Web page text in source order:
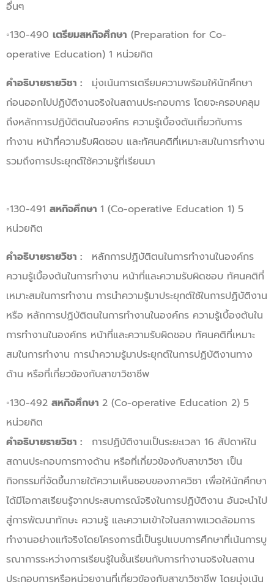
อื่นๆ
◦130-490 เตรียมสหกิจศึกษา (Preparation for Co-
operative Education) 1 หน่วยกิต
คำอธิบายรายวิชา : มุ่งเน้นการเตรียมความพร้อมให้นักศึกษา
ก่อนออกไปปฏิบัติงานจริงในสถานประกอบการ โดยจะครอบคลุม
ถึงหลักการปฏิบัติตนในองค์กร ความรู้เบื้องต้นเกี่ยวกับการ
ทำงาน หน้าที่ความรับผิดชอบ และทัศนคติที่เหมาะสมในการทำงาน
รวมถึงการประยุกต์ใช้ความรู้ที่เรียนมา
◦130-491 สหกิจศึกษา 1 (Co-operative Education 1) 5
หน่วยกิต
คำอธิบายรายวิชา : หลักการปฏิบัติตนในการทำงานในองค์กร
ความรู้เบื้องต้นในการทำงาน หน้าที่และความรับผิดชอบ ทัศนคติที่
เหมาะสมในการทำงาน การนำความรู้มาประยุกต์ใช้ในการปฏิบัติงาน
หรือ หลักการปฏิบัติตนในการทำงานในองค์กร ความรู้เบื้องต้นใน
การทำงานในองค์กร หน้าที่และความรับผิดชอบ ทัศนคติที่เหมาะ
สมในการทำงาน การนำความรู้มาประยุกต์ในการปฏิบัติงานทาง
ด้าน หรือที่เกี่ยวข้องกับสาขาวิชาชีพ
◦130-492 สหกิจศึกษา 2 (Co-operative Education 2) 5
หน่วยกิต
คำอธิบายรายวิชา : การปฏิบัติงานเป็นระยะเวลา 16 สัปดาห์ใน
สถานประกอบการทางด้าน หรือที่เกี่ยวข้องกับสาขาวิชา เป็น
กิจกรรมที่จัดขึ้นภายใต้ความเห็นชอบของภาควิชา เพื่อให้นักศึกษา
ได้มีโอกาสเรียนรู้จากประสบการณ์จริงในการปฏิบัติงาน อันจะนำไป
สู่การพัฒนาทักษะ ความรู้ และความเข้าใจในสภาพแวดล้อมการ
ทำงานอย่างแท้จริงโดยโครงการนี้เป็นรูปแบบการศึกษาที่เน้นการบู
รณาการระหว่างการเรียนรู้ในชั้นเรียนกับการทำงานจริงในสถาน
ประกอบการหรือหน่วยงานที่เกี่ยวข้องกับสาขาวิชาชีพ โดยมุ่งเน้น